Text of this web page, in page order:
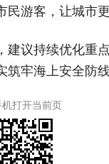
游客，让城市
议持续优化重
牢海上安全防
打开当前页